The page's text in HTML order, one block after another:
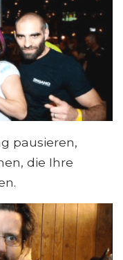
pausieren,
die Ihre